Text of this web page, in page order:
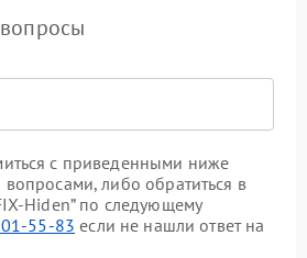
с приведенными ниже
либо обратиться в
Hiden” по следующему
55-83 если не нашли ответ на